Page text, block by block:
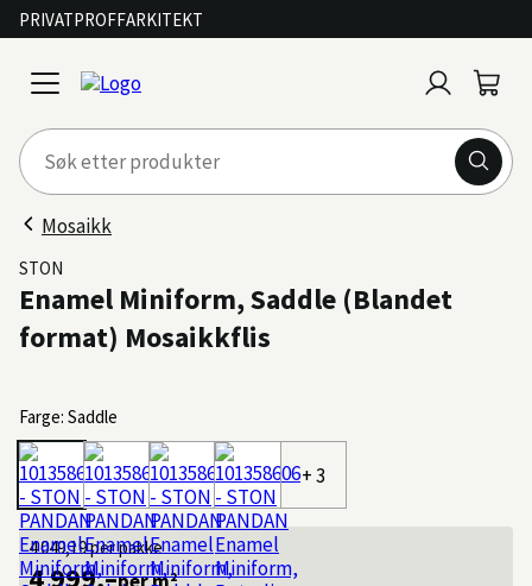
PRIVATPROFFARKITEKT
open
menu
inn
Mosaikk
STON
Enamel Miniform, Saddle (Blandet
format) Mosaikkflis
Farge: Saddle
+ 3
4 049,19per pakke
4 999,–